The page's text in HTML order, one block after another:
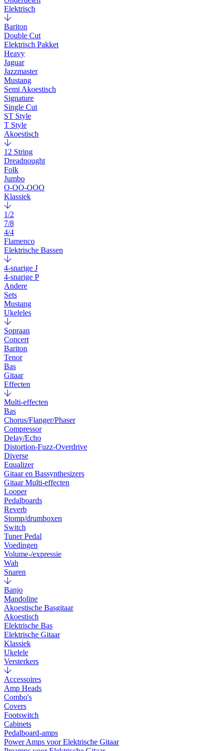
Elektrisch
Bariton
Double Cut
Elektrisch Pakket
Heavy
Jaguar
Jazzmaster
Mustang
Semi Akoestisch
Signature
Single Cut
ST Style
T Style
Akoestisch
12 String
Dreadnought
Folk
Jumbo
O-OO-OOO
Klassiek
1/2
7/8
4/4
Flamenco
Elektrische Bassen
4-snarige J
4-snarige P
Andere
Sets
Mustang
Ukeleles
Sopraan
Concert
Bariton
Tenor
Bas
Gitaar
Effecten
Multi-effecten
Bas
Chorus/Flanger/Phaser
Compressor
Delay/Echo
Distortion-Fuzz-Overdrive
Diverse
Equalizer
Gitaar en Bassynthesizers
Gitaar Multi-effecten
Looper
Pedalboards
Reverb
Stomp/drumboxen
Switch
Tuner Pedal
Voedingen
Volume-/expressie
Wah
Snaren
Banjo
Mandoline
Akoestische Basgitaar
Akoestisch
Elektrische Bas
Elektrische Gitaar
Klassiek
Ukelele
Versterkers
Accessoires
Amp Heads
Combo's
Covers
Footswitch
Cabinets
Pedalboard-amps
Power Amps voor Elektrische Gitaar